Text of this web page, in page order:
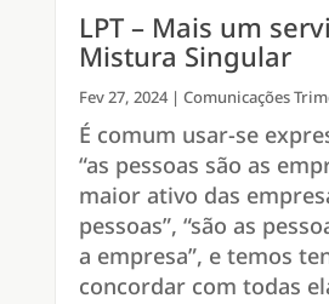
LPT – Mais um
Mistura Singular
Fev 27, 2024| Comunicações
É comum usar-se
“as pessoas são as
maior ativo das
pessoas”, “são as
a empresa”, e temos
concordar com todas